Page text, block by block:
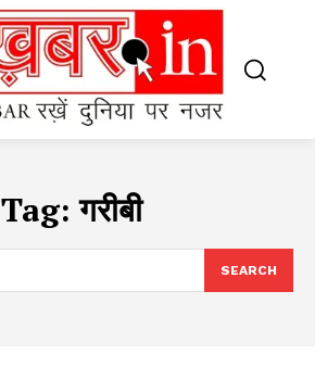
Tag:गरीबी
SEARCH